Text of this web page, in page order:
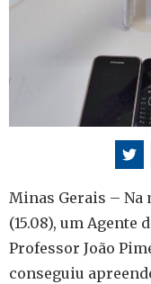
Minas Gerais – Na
(15.08), um Agente
Professor João
conseguiu